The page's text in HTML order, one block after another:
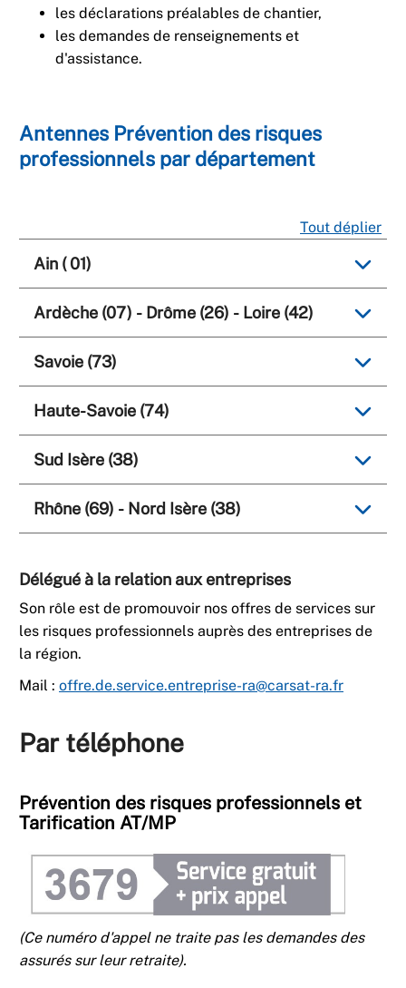
les déclarations préalables de chantier,
les demandes de renseignements et
d'assistance.
Antennes Prévention des risques
professionnels par département
Tout déplier
Ain ( 01)
Ardèche (07) - Drôme (26) - Loire (42)
Savoie (73)
Haute-Savoie (74)
Sud Isère (38)
Rhône (69) - Nord Isère (38)
Délégué à la relation aux entreprises
Son rôle est de promouvoir nos offres de services sur
les risques professionnels auprès des entreprises de
la région.
Mail : offre.de.service.entreprise-ra@carsat-ra.fr
Par téléphone
Prévention des risques professionnels et
Tarification AT/MP
(Ce numéro d'appel ne traite pas les demandes des
assurés sur leur retraite).